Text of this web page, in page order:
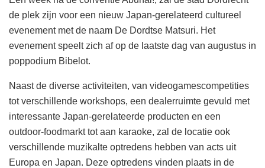
de plek zijn voor een nieuw Japan-gerelateerd cultureel
evenement met de naam De Dordtse Matsuri. Het
evenement speelt zich af op de laatste dag van augustus in
poppodium Bibelot.
Naast de diverse activiteiten, van videogamescompetities
tot verschillende workshops, een dealerruimte gevuld met
interessante Japan-gerelateerde producten en een
outdoor-foodmarkt tot aan karaoke, zal de locatie ook
verschillende muzikalte optredens hebben van acts uit
Europa en Japan. Deze optredens vinden plaats in de